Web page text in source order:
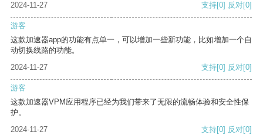
2024-11-27
支持[0] 反对[0]
游客
这款加速器app的功能有点单一，可以增加一些新功能，比如增加一个自
动切换线路的功能。
2024-11-27
支持[0] 反对[0]
游客
这款加速器VPM应用程序已经为我们带来了无限的流畅体验和安全性保
护。
2024-11-27
支持[0] 反对[0]